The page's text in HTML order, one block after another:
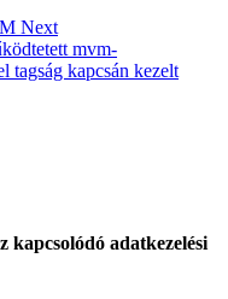
Next
mvm-
tagság kapcsán kezelt
adatkezelési